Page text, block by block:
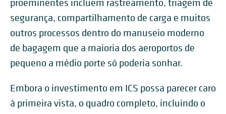
proeminentes incluem rastreamento, triagem de
segurança, compartilhamento de carga e muitos
outros processos dentro do manuseio moderno
de bagagem que a maioria dos aeroportos de
pequeno a médio porte só poderia sonhar.
Embora o investimento em ICS possa parecer caro
à primeira vista, o quadro completo, incluindo o